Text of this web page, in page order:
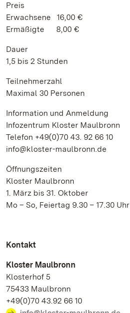
Preis
Erwachsene 16,00 €
Ermäßigte 8,00 €
Dauer
1,5 bis 2 Stunden
Teilnehmerzahl
Maximal 30 Personen
Information und Anmeldung
Infozentrum Kloster Maulbronn
Telefon +49(0)70 43. 92 66 10
info@kloster-maulbronn.de
Öffnungszeiten
Kloster Maulbronn
1. März bis 31. Oktober
Mo – So, Feiertag 9.30 – 17.30 Uhr
Kontakt
Kloster Maulbronn
Klosterhof 5
75433 Maulbronn
+49(0)70 43.92 66 10